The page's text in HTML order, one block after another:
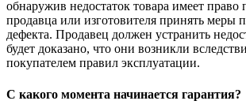
обнаружив недостаток товара имеет право
продавца или изготовителя принять меры
дефекта. Продавец должен устранить
будет доказано, что они возникли
покупателем правил эксплуатации.
С какого момента начинается гарантия?